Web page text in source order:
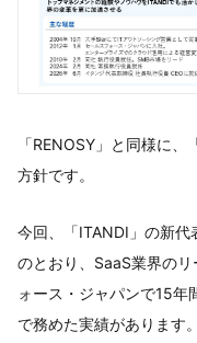
「RENOSY」と同様に
方針です。
今回、「ITANDI」の新代
のとおり、SaaS業界の
ォース・ジャパンで15年
で務めた実績があります